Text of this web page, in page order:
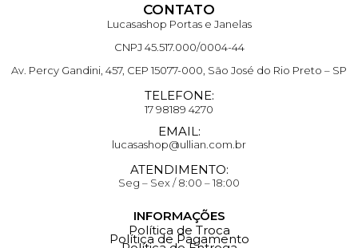
CONTATO
Lucasashop Portas e Janelas
CNPJ 45.517.000/0004-44
Av. Percy Gandini, 457, CEP 15077-000, São José do Rio Preto – SP
TELEFONE:
17 98189 4270
EMAIL:
lucasashop@ullian.com.br
ATENDIMENTO:
Seg – Sex / 8:00 – 18:00
INFORMAÇÕES
Política de Troca
Política de Pagamento